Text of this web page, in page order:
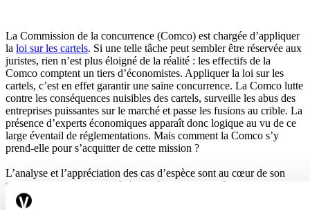
La Commission de la concurrence (Comco) est chargée d’appliquer
la loi sur les cartels. Si une telle tâche peut sembler être réservée aux
juristes, rien n’est plus éloigné de la réalité : les effectifs de la
Comco comptent un tiers d’économistes. Appliquer la loi sur les
cartels, c’est en effet garantir une saine concurrence. La Comco lutte
contre les conséquences nuisibles des cartels, surveille les abus des
entreprises puissantes sur le marché et passe les fusions au crible. La
présence d’experts économiques apparaît donc logique au vu de ce
large éventail de réglementations. Mais comment la Comco s’y
prend-elle pour s’acquitter de cette mission ?
L’analyse et l’appréciation des cas d’espèce sont au cœur de son
travail. Ces cas sont confiés à une équipe composée d’un juriste et
d’un économiste, conformément au principe du double contrôle, qui